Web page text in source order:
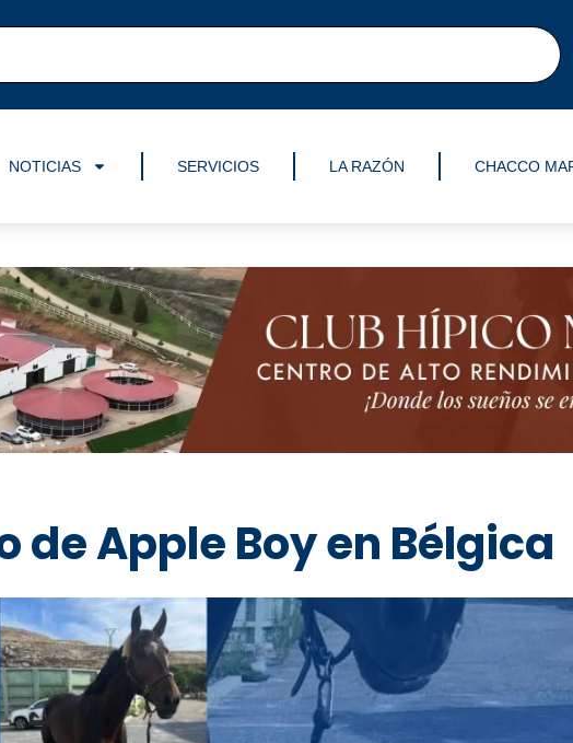
NOTICIAS SERVICIOS LA RAZÓN CHACCO
de Apple Boy en Bélgica